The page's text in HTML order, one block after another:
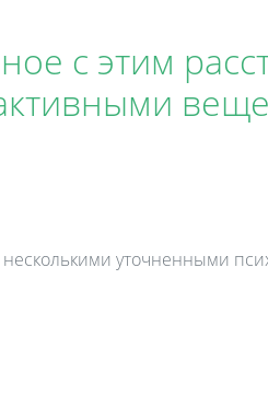
с этим
уточненными